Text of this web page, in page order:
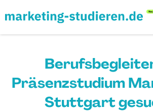
Präsenzstudium
Stuttgart